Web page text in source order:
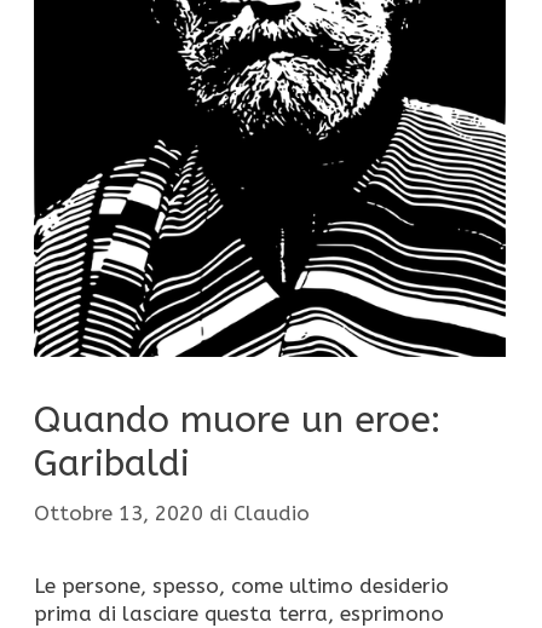
Quando muore un eroe:
Garibaldi
Ottobre 13, 2020 di Claudio
Le persone, spesso, come ultimo desiderio
prima di lasciare questa terra, esprimono